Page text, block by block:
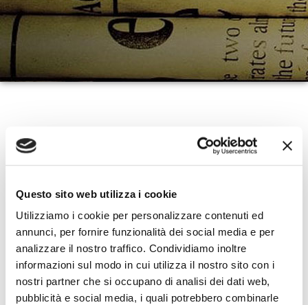
Questo sito web utilizza i cookie
Utilizziamo i cookie per personalizzare contenuti ed
annunci, per fornire funzionalità dei social media e per
analizzare il nostro traffico. Condividiamo inoltre
informazioni sul modo in cui utilizza il nostro sito con i
nostri partner che si occupano di analisi dei dati web,
pubblicità e social media, i quali potrebbero combinarle
BORSA ITALIANA - Rc
Auto: MC: Governo
intervenga su
concorrenza
autoriparatori